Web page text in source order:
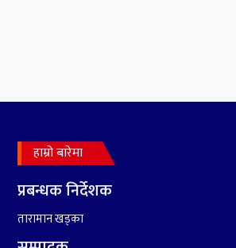
हामी पनि त उडाउछौ ।
हाम्रो बारेमा
प्रबन्धक निर्देशक
तारामान खड्का